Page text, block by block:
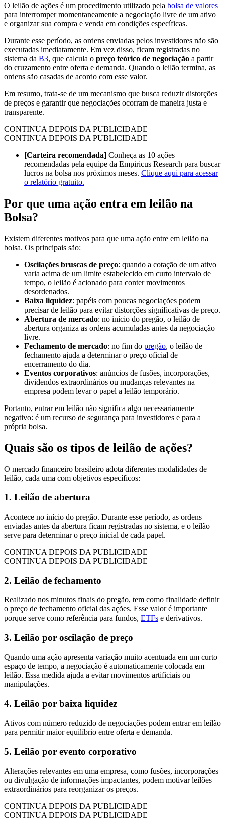
O leilão de ações é um procedimento utilizado pela bolsa de valores
para interromper momentaneamente a negociação livre de um ativo
e organizar sua compra e venda em condições específicas.
Durante esse período, as ordens enviadas pelos investidores não são
executadas imediatamente. Em vez disso, ficam registradas no
sistema da B3, que calcula o preço teórico de negociação a partir
do cruzamento entre oferta e demanda. Quando o leilão termina, as
ordens são casadas de acordo com esse valor.
Em resumo, trata-se de um mecanismo que busca reduzir distorções
de preços e garantir que negociações ocorram de maneira justa e
transparente.
CONTINUA DEPOIS DA PUBLICIDADE
CONTINUA DEPOIS DA PUBLICIDADE
[Carteira recomendada] Conheça as 10 ações
recomendadas pela equipe da Empiricus Research para buscar
lucros na bolsa nos próximos meses. Clique aqui para acessar
o relatório gratuito.
Por que uma ação entra em leilão na
Bolsa?
Existem diferentes motivos para que uma ação entre em leilão na
bolsa. Os principais são:
Oscilações bruscas de preço: quando a cotação de um ativo
varia acima de um limite estabelecido em curto intervalo de
tempo, o leilão é acionado para conter movimentos
desordenados.
Baixa liquidez: papéis com poucas negociações podem
precisar de leilão para evitar distorções significativas de preço.
Abertura de mercado: no início do pregão, o leilão de
abertura organiza as ordens acumuladas antes da negociação
livre.
Fechamento de mercado: no fim do pregão, o leilão de
fechamento ajuda a determinar o preço oficial de
encerramento do dia.
Eventos corporativos: anúncios de fusões, incorporações,
dividendos extraordinários ou mudanças relevantes na
empresa podem levar o papel a leilão temporário.
Portanto, entrar em leilão não significa algo necessariamente
negativo: é um recurso de segurança para investidores e para a
própria bolsa.
Quais são os tipos de leilão de ações?
O mercado financeiro brasileiro adota diferentes modalidades de
leilão, cada uma com objetivos específicos:
1. Leilão de abertura
Acontece no início do pregão. Durante esse período, as ordens
enviadas antes da abertura ficam registradas no sistema, e o leilão
serve para determinar o preço inicial de cada papel.
CONTINUA DEPOIS DA PUBLICIDADE
CONTINUA DEPOIS DA PUBLICIDADE
2. Leilão de fechamento
Realizado nos minutos finais do pregão, tem como finalidade definir
o preço de fechamento oficial das ações. Esse valor é importante
porque serve como referência para fundos, ETFs e derivativos.
3. Leilão por oscilação de preço
Quando uma ação apresenta variação muito acentuada em um curto
espaço de tempo, a negociação é automaticamente colocada em
leilão. Essa medida ajuda a evitar movimentos artificiais ou
manipulações.
4. Leilão por baixa liquidez
Ativos com número reduzido de negociações podem entrar em leilão
para permitir maior equilíbrio entre oferta e demanda.
5. Leilão por evento corporativo
Alterações relevantes em uma empresa, como fusões, incorporações
ou divulgação de informações impactantes, podem motivar leilões
extraordinários para reorganizar os preços.
CONTINUA DEPOIS DA PUBLICIDADE
CONTINUA DEPOIS DA PUBLICIDADE